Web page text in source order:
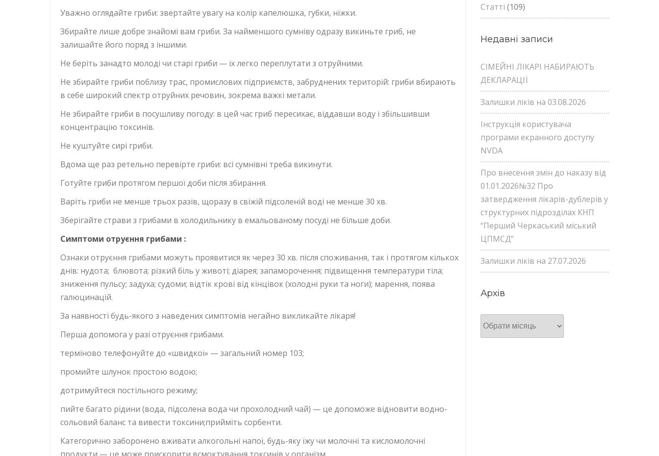
Уважно оглядайте гриби: звертайте увагу на колір капелюшка, губки, ніжки.
Збирайте лише добре знайомі вам гриби. За найменшого сумніву одразу викиньте гриб, не
залишайте його поряд з іншими.
Не беріть занадто молоді чи старі гриби — їх легко переплутати з отруйними.
Не збирайте гриби поблизу трас, промислових підприємств, забруднених територій: гриби вбирають
в себе широкий спектр отруйних речовин, зокрема важкі метали.
Не збирайте гриби в посушливу погоду: в цей час гриб пересихає, віддавши воду і збільшивши
концентрацію токсинів.
Не куштуйте сирі гриби.
Вдома ще раз ретельно перевірте гриби: всі сумнівні треба викинути.
Готуйте гриби протягом першої доби після збирання.
Варіть гриби не менше трьох разів, щоразу в свіжій підсоленій воді не менше 30 хв.
Зберігайте страви з грибами в холодильнику в емальованому посуді не більше доби.
Симптоми отруєння грибами :
Ознаки отруєння грибами можуть проявитися як через 30 хв. після споживання, так і протягом кількох
днів: нудота; блювота; різкий біль у животі; діарея; запаморочення; підвищення температури тіла;
зниження пульсу; задуха; судоми; відтік крові від кінцівок (холодні руки та ноги); марення, поява
галюцинацій.
За наявності будь-якого з наведених симптомів негайно викликайте лікаря!
Перша допомога у разі отруєння грибами.
терміново телефонуйте до «швидкої» — загальний номер 103;
промийте шлунок простою водою;
дотримуйтеся постільного режиму;
пийте багато рідини (вода, підсолена вода чи прохолодний чай) — це допоможе відновити водно-
сольовий баланс та вивести токсини;прийміть сорбенти.
Категорично заборонено вживати алкогольні напої, будь-яку їжу чи молочні та кисломолочні
Статті (109)
Недавні записи
СІМЕЙНІ ЛІКАРІ НАБИРАЮТЬ
ДЕКЛАРАЦІЇ
Залишки ліків на 03.08.2026
Інструкція користувача
програми екранного доступу
NVDA
Про внесення змін до наказу від
01.01.2026№32 Про
затвердження лікарів-дублерів у
структурних підрозділах КНП
“Перший Черкаський міський
ЦПМСД”
Залишки ліків на 27.07.2026
Архів
Архів